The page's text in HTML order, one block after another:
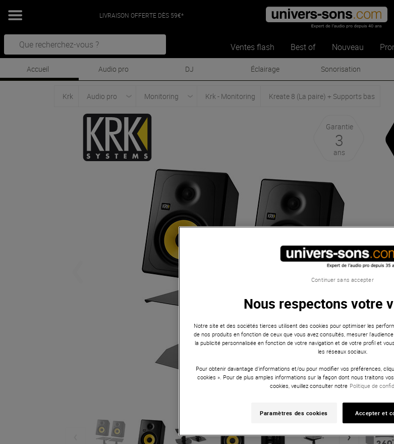
LIVRAISON OFFERTE DÈS 59€*
Ventes flash Best of Nouveau
Accueil Audio pro DJ Éclairage Sonorisation
Krk Audio pro Monitoring Krk - Monitoring Kreate 8 (La paire) + Supports bas
Garantie
3
ans
Nous respectons votre
Notre site et des sociétés tierces utilisent des cookies pour optimiser les
de nos produits en fonction de ceux que vous avez consultés, mesurer
la publicité personnalisée en fonction de votre navigation et de votre profil et
les réseaux sociaux.
Pour obtenir davantage d'informations et/ou pour modifier vos préférences,
cookies ». Pour de plus amples informations sur la façon dont nous traitons
cookies, veuillez consulter notre Politique de
Paramètres des cookies Accepter et
Continuer sans accepter